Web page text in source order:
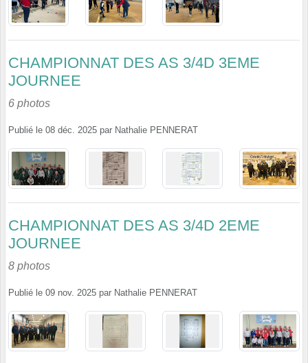
CHAMPIONNAT DES AS 3/4D 3EME
JOURNEE
6 photos
Publié le 08 déc. 2025 par Nathalie PENNERAT
CHAMPIONNAT DES AS 3/4D 2EME
JOURNEE
8 photos
Publié le 09 nov. 2025 par Nathalie PENNERAT